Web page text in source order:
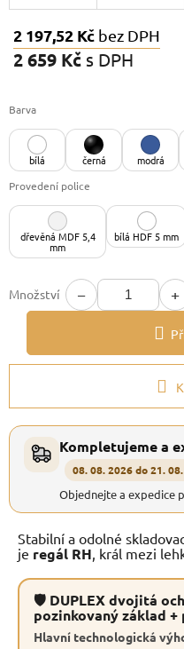
2 197,52 Kč bez DPH
2 659 Kč s DPH
Barva
bílá černá modrá
Provedení police
dřevěná MDF 5,4
mm
bílá HDF 5 mm
Množství − +
Kompletujeme a
08. 08. 2026 do 21.
Objednejte a expedice
Stabilní a odolné
je regál RH , král mezi
🛡 DUPLEX dvojitá
pozinkovaný základ
Hlavní technologická